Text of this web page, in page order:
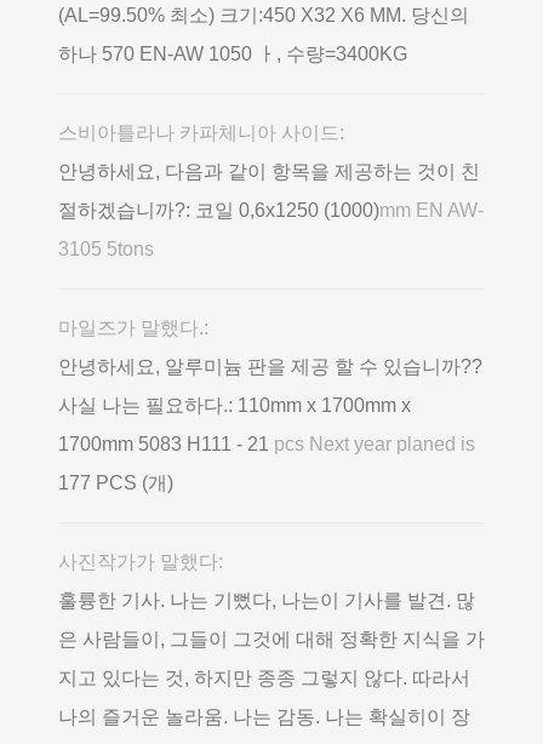
(AL=99.50% 최소) 크기:450 X32 X6 MM. 당신의
하나 570 EN-AW 1050 ㅏ, 수량=3400KG
스비아틀라나 카파체니아 사이드:
안녕하세요, 다음과 같이 항목을 제공하는 것이 친
절하겠습니까?: 코일 0,6х1250 (1000)mm EN AW-
3105 5tons
마일즈가 말했다.:
안녕하세요, 알루미늄 판을 제공 할 수 있습니까??
사실 나는 필요하다.: 110mm x 1700mm x
1700mm 5083 H111 - 21 pcs Next year planed is
177 PCS (개)
사진작가가 말했다:
훌륭한 기사. 나는 기뻤다, 나는이 기사를 발견. 많
은 사람들이, 그들이 그것에 대해 정확한 지식을 가
지고 있다는 것, 하지만 종종 그렇지 않다. 따라서
나의 즐거운 놀라움. 나는 감동. 나는 확실히이 장